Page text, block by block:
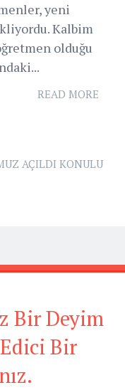
yeni
Kalbim
olduğu
READ MORE
AÇILDI KONULU
Bir Deyim
Bir